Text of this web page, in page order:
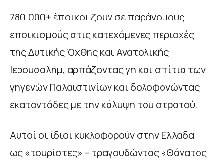
780.000+ έποικοι ζουν σε παράνομους
εποικισμούς στις κατεχόμενες περιοχές
της Δυτικής Όχθης και Ανατολικής
Ιερουσαλήμ, αρπάζοντας γη και σπίτια των
γηγενών Παλαιστινίων και δολοφονώντας
εκατοντάδες με την κάλυψη του στρατού.
Αυτοί οι ίδιοι κυκλοφορούν στην Ελλάδα
ως «τουρίστες» – τραγουδώντας «Θάνατος